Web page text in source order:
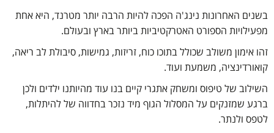
בשנים האחרונות נינג'ה הפכה להיות הרבה יותר מטרנד, היא אחת
מפעילויות הספורט האטרקטיביות ביותר בארץ ובעולם.
זהו אימון משולב שכולל בתוכו כוח, זריזות, גמישות, סיבולת לב ריאה,
קואורדינציה, משמעת ועוד.
השילוב של טיפוס ומשחק אתגרי קיים בנו עוד מהיותנו ילדים ולכן
ברגע שמזנקים על המסלול הגוף מיד נזכר בחדווה של להיתלות,
לטפס ולנתר.